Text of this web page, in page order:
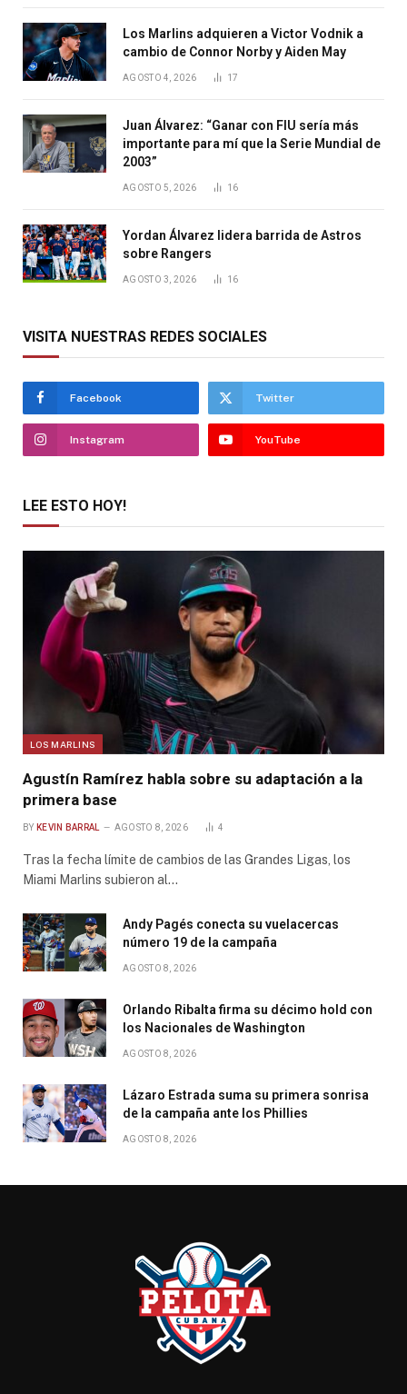
Los Marlins adquieren a Victor Vodnik a
cambio de Connor Norby y Aiden May
AGOSTO 4, 2026 17
Juan Álvarez: “Ganar con FIU sería más
importante para mí que la Serie Mundial de
2003”
AGOSTO 5, 2026 16
Yordan Álvarez lidera barrida de Astros
sobre Rangers
AGOSTO 3, 2026 16
VISITA NUESTRAS REDES SOCIALES
Facebook Twitter
Instagram YouTube
LEE ESTO HOY!
LOS MARLINS
Agustín Ramírez habla sobre su adaptación a la
primera base
BY KEVIN BARRAL AGOSTO 8, 2026 4
Tras la fecha límite de cambios de las Grandes Ligas, los
Miami Marlins subieron al…
Andy Pagés conecta su vuelacercas
número 19 de la campaña
AGOSTO 8, 2026
Orlando Ribalta firma su décimo hold con
los Nacionales de Washington
AGOSTO 8, 2026
Lázaro Estrada suma su primera sonrisa
de la campaña ante los Phillies
AGOSTO 8, 2026